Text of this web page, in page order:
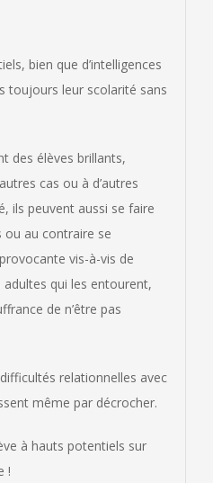
bien que d’intelligences
toujours leur scolarité sans
des élèves brillants,
cas ou à d’autres
ils peuvent aussi se faire
ou au contraire se
vis-à-vis de
adultes qui les entourent,
de n’être pas
relationnelles avec
même par décrocher.
à hauts potentiels sur
!